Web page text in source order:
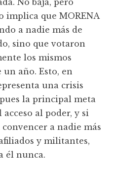
No baja, pero
implica que MORENA
a nadie más de
sino que votaron
los mismos
un año. Esto, en
una crisis
la principal meta
al poder, y si
a nadie más
y militantes,
él nunca.